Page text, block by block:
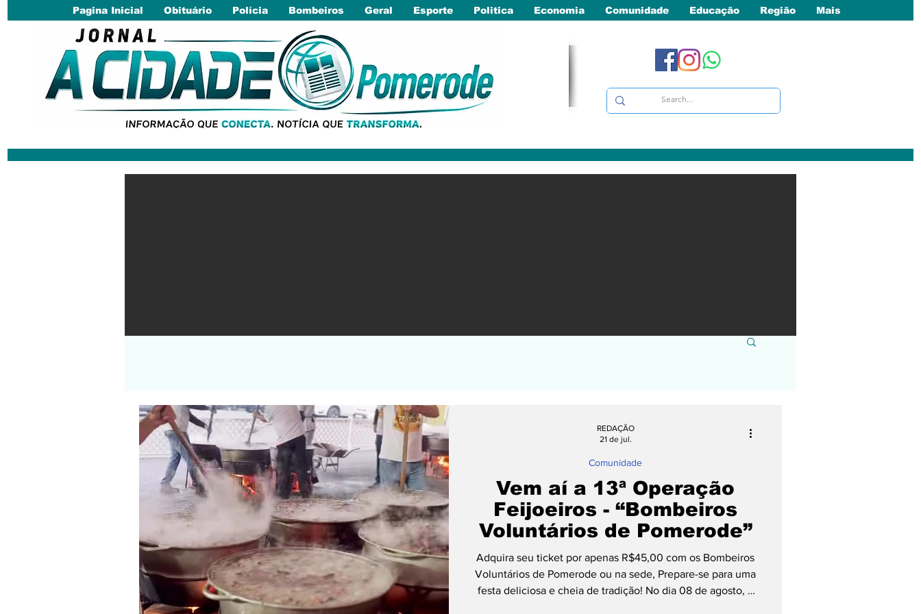
Pagina Inicial Obituário Polícia Bombeiros Geral Esporte Politica Economia Comunidade Educação Região Mais
Vem aí a 13ª Operação
Feijoeiros - “Bombeiros
Voluntários de Pomerode”
Adquira seu ticket por apenas R$45,00 com os Bombeiros
Voluntários de Pomerode ou na sede, Prepare-se para uma
festa deliciosa e cheia de tradição! No dia 08 de agosto, a
Comunidade
REDAÇÃO
21 de jul.